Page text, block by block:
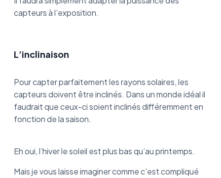
capteurs à l’exposition.
L’inclinaison
Pour capter parfaitement les rayons solaires, les
capteurs doivent être inclinés. Dans un monde idéal il
faudrait que ceux-ci soient inclinés différemment en
fonction de la saison.
Eh oui, l’hiver le soleil est plus bas qu’au printemps.
Mais je vous laisse imaginer comme c’est compliqué